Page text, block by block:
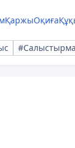
ҚаржыОқиға